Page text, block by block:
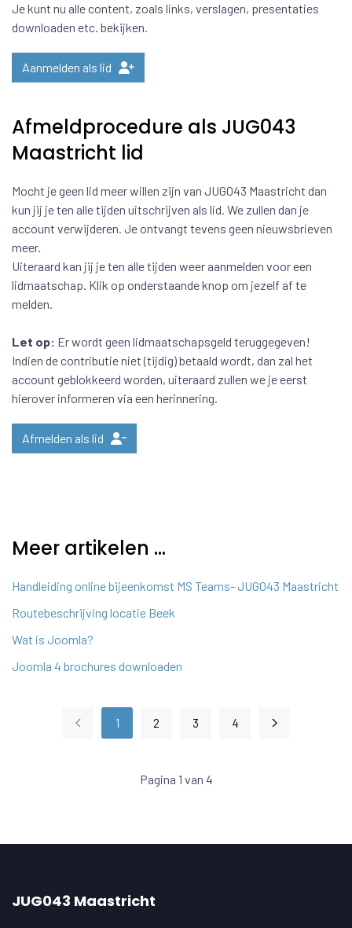
Je kunt nu alle content, zoals links, verslagen, presentaties
downloaden etc. bekijken.
Aanmelden als lid
Afmeldprocedure als JUG043
Maastricht lid
Mocht je geen lid meer willen zijn van JUG043 Maastricht dan
kun jij je ten alle tijden uitschrijven als lid. We zullen dan je
account verwijderen. Je ontvangt tevens geen nieuwsbrieven
meer.
Uiteraard kan jij je ten alle tijden weer aanmelden voor een
lidmaatschap. Klik op onderstaande knop om jezelf af te
melden.
Let op: Er wordt geen lidmaatschapsgeld teruggegeven!
Indien de contributie niet (tijdig) betaald wordt, dan zal het
account geblokkeerd worden, uiteraard zullen we je eerst
hierover informeren via een herinnering.
Afmelden als lid
Meer artikelen …
Handleiding online bijeenkomst MS Teams- JUG043 Maastricht
Routebeschrijving locatie Beek
Wat is Joomla?
Joomla 4 brochures downloaden
1 2 3 4
Pagina 1 van 4
JUG043 Maastricht